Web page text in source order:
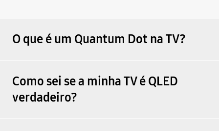
O que é um Quantum Dot na TV?
Como sei se a minha TV é QLED
verdadeiro?